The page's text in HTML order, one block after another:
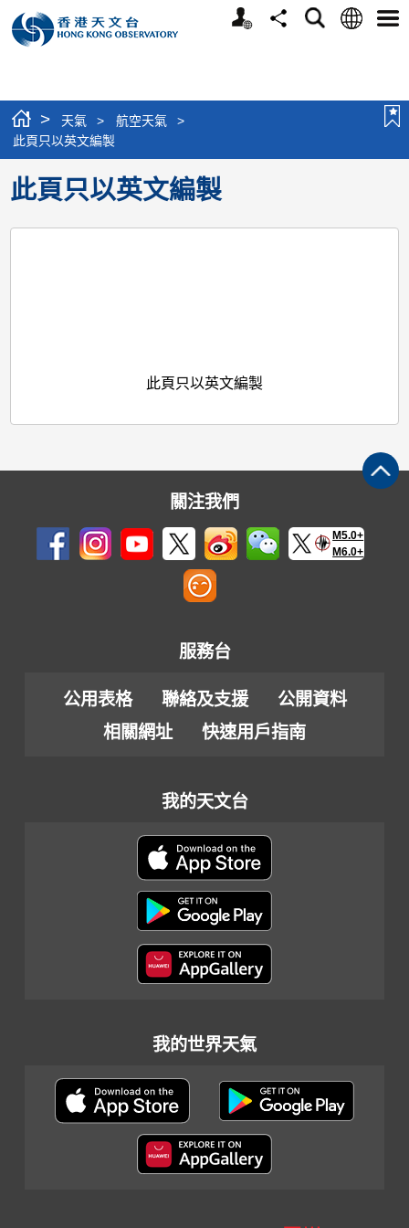
個
分
搜
語
選
> 天氣 > 航空天氣
>
此頁只以英文編製
此頁只以英文編製
此頁只以英文編製
關注我們
M5.0+
M6.0+
服務台
公用表格 聯絡及支援
公開資料
相關網址
快速用戶指南
我的天文台
我的世界天氣